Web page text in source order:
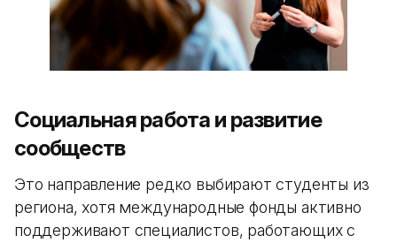
Социальная работа и развитие
сообществ
Это направление редко выбирают студенты из
региона, хотя международные фонды активно
поддерживают специалистов, работающих с